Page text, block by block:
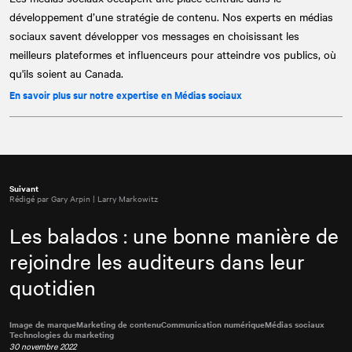
développement d’une stratégie de contenu. Nos experts en médias
sociaux savent développer vos messages en choisissant les
meilleurs plateformes et influenceurs pour atteindre vos publics, où
qu'ils soient au Canada.
En savoir plus sur notre expertise en Médias sociaux
Suivant
Rédigé par Gary Arpin | Larry Markowitz
Les balados : une bonne manière de
rejoindre les auditeurs dans leur
quotidien
Image de marqueMarketing de contenuCommunication numériqueMédias sociaux
Technologies du marketing
30 novembre 2022